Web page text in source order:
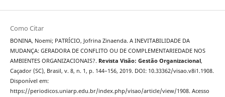
Como Citar
BONINA, Noemi; PATRÍCIO, Jofrina Zinaenda. A INEVITABILIDADE DA
MUDANÇA: GERADORA DE CONFLITO OU DE COMPLEMENTARIEDADE NOS
AMBIENTES ORGANIZACIONAIS?. Revista Visão: Gestão Organizacional,
Caçador (SC), Brasil, v. 8, n. 1, p. 144–156, 2019. DOI: 10.33362/visao.v8i1.1908.
Disponível em:
https://periodicos.uniarp.edu.br/index.php/visao/article/view/1908. Acesso